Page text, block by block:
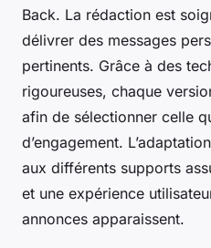
Back. La rédaction est
délivrer des messages
pertinents. Grâce à des
rigoureuses, chaque
afin de sélectionner celle
d’engagement.
aux différents supports
et une expérience
annonces apparaissent.